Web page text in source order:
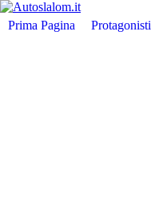
Prima Pagina Protagonisti